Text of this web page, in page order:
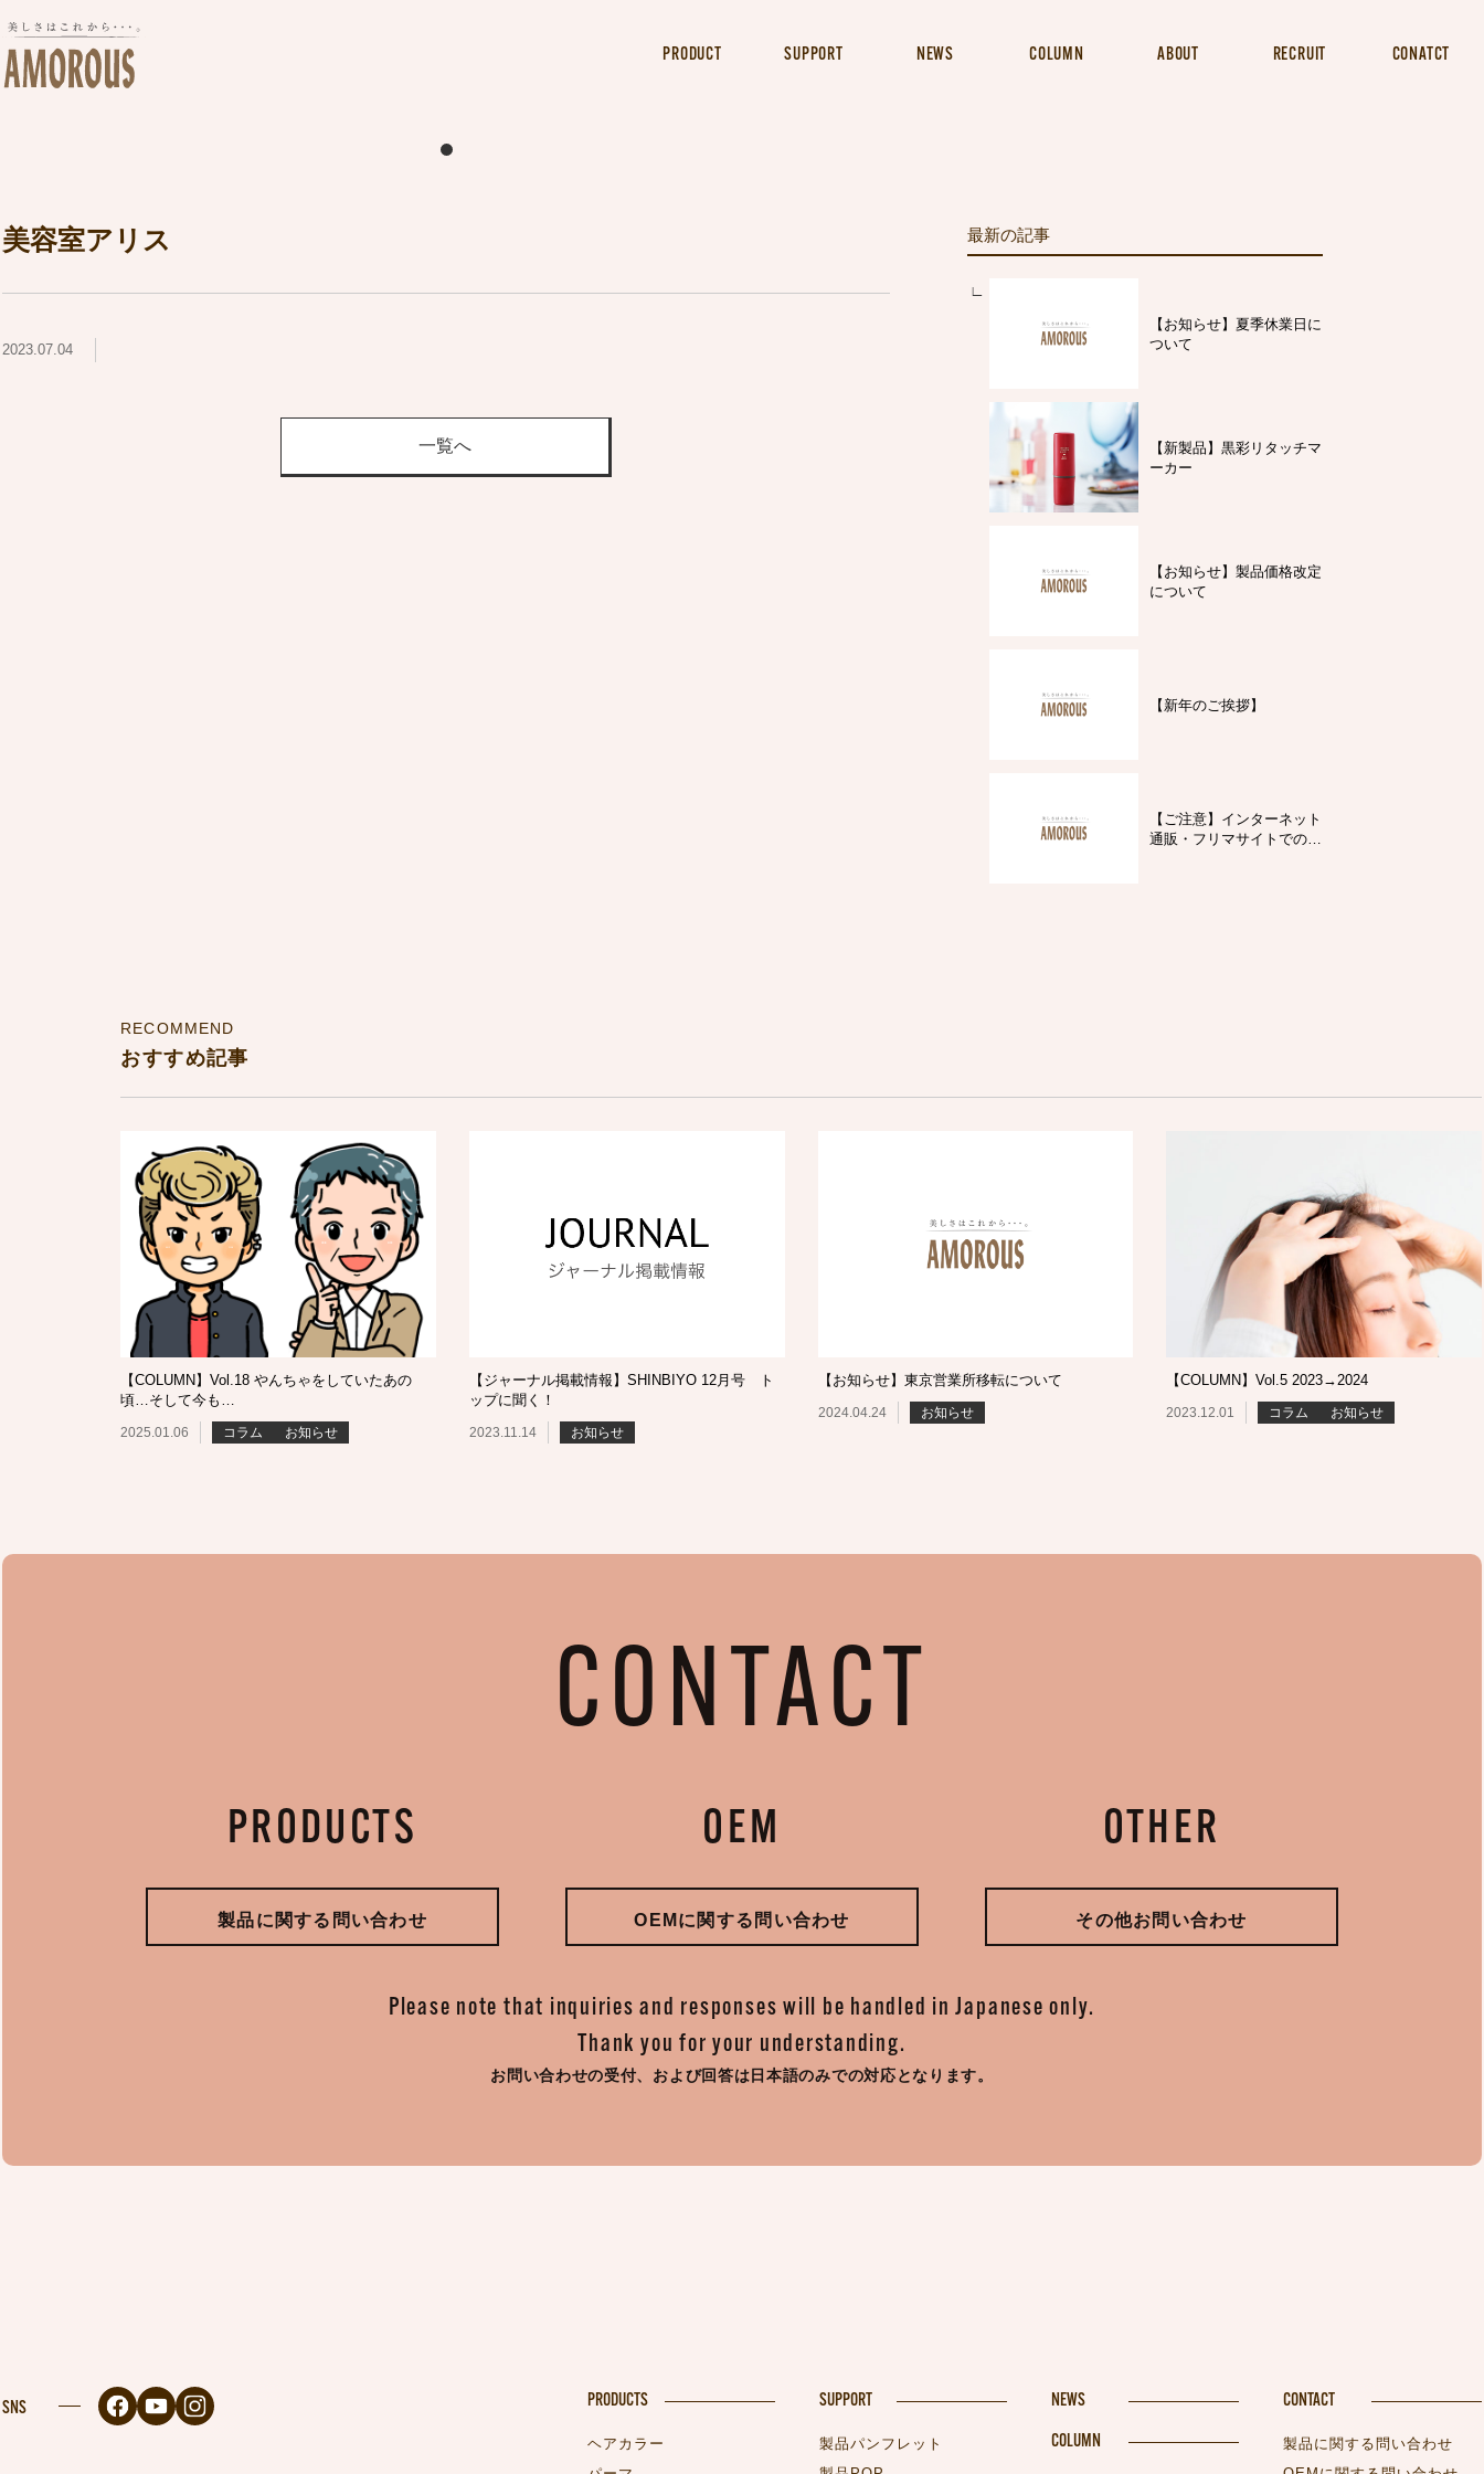
PRODUCT SUPPORT NEWS COLUMN ABOUT RECRUIT CONATCT
美容室アリス
2023.07.04
一覧へ
最新の記事
【お知らせ】夏季休業日に
ついて
【新製品】黒彩リタッチマ
ーカー
【お知らせ】製品価格改定
について
【新年のご挨拶】
【ご注意】インターネット
通販・フリマサイトでの製
RECOMMEND
おすすめ記事
【COLUMN】Vol.18 やんちゃをしていたあの
頃…そして今も…
2025.01.06 コラム お知らせ
【ジャーナル掲載情報】SHINBIYO 12月号 ト
ップに聞く！
2023.11.14 お知らせ
【お知らせ】東京営業所移転について
2024.04.24 お知らせ
【COLUMN】Vol.5 2023→2024
2023.12.01 コラム お知らせ
CONTACT
PRODUCTS
製品に関する問い合わせ
OEM
OEMに関する問い合わせ
OTHER
その他お問い合わせ
Please note that inquiries and responses will be handled in Japanese only.
Thank you for your understanding.
お問い合わせの受付、 および回答は日本語のみでの対応となります。
SNS PRODUCTS
ヘアカラー
SUPPORT
製品パンフレット
NEWS
COLUMN
CONTACT
製品に関する問い合わせ